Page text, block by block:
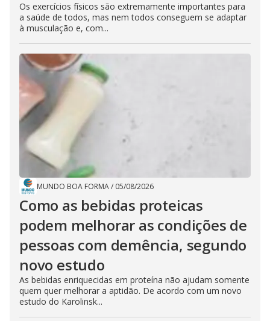
Os exercícios físicos são extremamente importantes para
a saúde de todos, mas nem todos conseguem se adaptar
à musculação e, com...
MUNDO BOA FORMA/ 05/08/2026
Como as bebidas proteicas
podem melhorar as condições de
pessoas com demência, segundo
novo estudo
As bebidas enriquecidas em proteína não ajudam somente
quem quer melhorar a aptidão. De acordo com um novo
estudo do Karolinsk...